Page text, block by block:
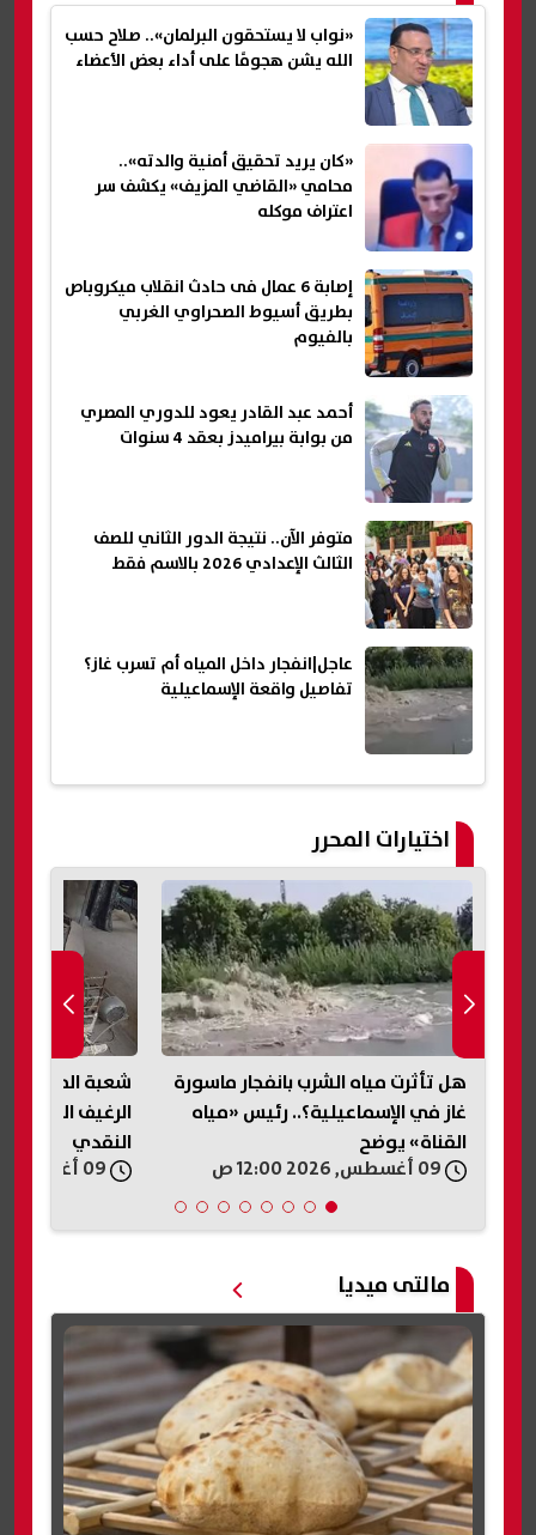
«نواب لا يستحقون البرلمان».. صلاح حسب
الله يشن هجومًا على أداء بعض الأعضاء
«كان يريد تحقيق أمنية والدته»..
محامي «القاضي المزيف» يكشف سر
اعتراف موكله
إصابة 6 عمال فى حادث انقلاب ميكروباص
بطريق أسيوط الصحراوي الغربي
بالفيوم
أحمد عبد القادر يعود للدوري المصري
من بوابة بيراميدز بعقد 4 سنوات
متوفر الآن.. نتيجة الدور الثاني للصف
الثالث الإعدادي 2026 بالاسم فقط
عاجل|انفجار داخل المياه أم تسرب غاز؟
تفاصيل واقعة الإسماعيلية
اختيارات المحرر
شعبة المخابز تحسم الجدل حول مصير
الرغيف المدعم بعد التحول للدعم
النقدي
المحلات حتى
غرفة الجيزة
مالتى ميديا